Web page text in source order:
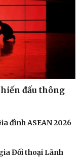
đấu thông
đình ASEAN 2026
Đối thoại Lãnh